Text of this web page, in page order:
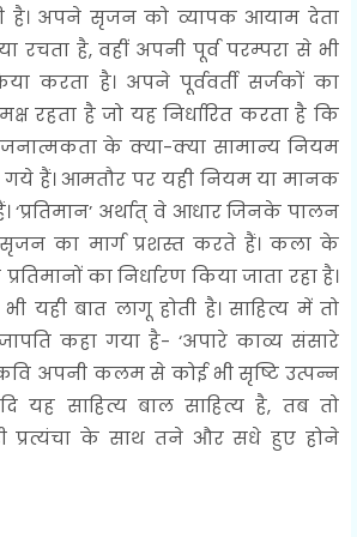
है। अपने सृजन को व्यापक आयाम देता
है, वहीं अपनी पूर्व परम्परा से भी
करता है। अपने पूर्ववर्ती सर्जकों का
रहता है जो यह निर्धारित करता है कि
के क्या-क्या सामान्य नियम
हैं। आमतौर पर यही नियम या मानक
‘प्रतिमान’ अर्थात् वे आधार जिनके पालन
का मार्ग प्रशस्त करते हैं। कला के
का निर्धारण किया जाता रहा है।
यही बात लागू होती है। साहित्य में तो
कहा गया है- ‘अपारे काव्य संसारे
कवि अपनी कलम से कोई भी सृष्टि उत्पन्न
यह साहित्य बाल साहित्य है, तब तो
प्रत्यंचा के साथ तने और सधे हुए होने